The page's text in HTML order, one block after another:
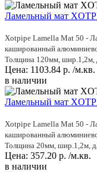
Ламельный мат
Xotpipe Lamella Mat 50 -
кашированный
Толщина 120мм, шир.1,2м,
Цена: 1103.84 р. /м.кв.
в наличии
Ламельный мат
Xotpipe Lamella Mat 50 -
кашированный
Толщина 20мм, шир.1,2м,
Цена: 357.20 р. /м.кв.
в наличии